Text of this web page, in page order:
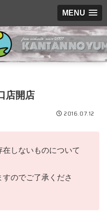
MENU
店開店
2016.07.12
しないものについて
のでご了承くださ